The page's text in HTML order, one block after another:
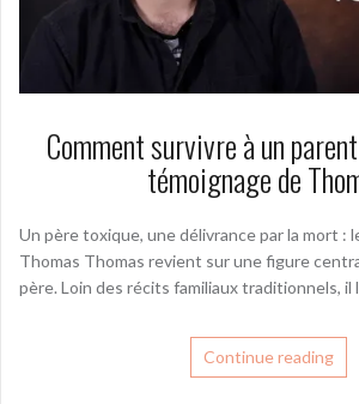
Comment survivre à un
témoignage de
Un père toxique, une délivrance par la mort :
Thomas Thomas revient sur une figure
père. Loin des récits familiaux traditionnels, il
Continue reading